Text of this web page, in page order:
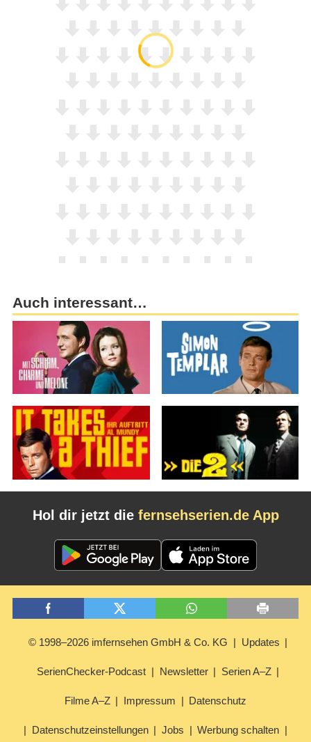
Auch interessant…
Hol dir jetzt die fernsehserien.de App
© 1998–2026 imfernsehen GmbH & Co. KG Updates
SerienChecker-Podcast Newsletter Serien A–Z
Filme A–Z Impressum Datenschutz
Datenschutzeinstellungen Jobs Werbung schalten